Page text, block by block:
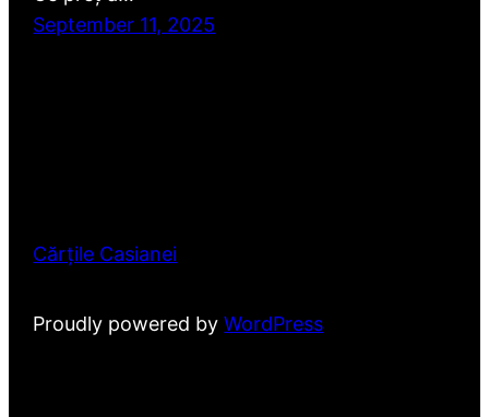
September 11, 2025
Cărțile Casianei
Proudly powered byWordPress